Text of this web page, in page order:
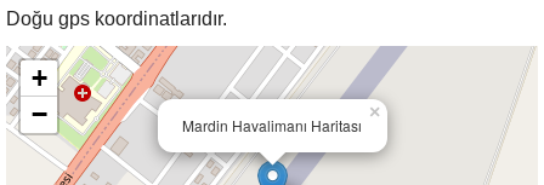
Doğu gps koordinatlarıdır.
Mardin Havalimanı Haritası
×
+
−